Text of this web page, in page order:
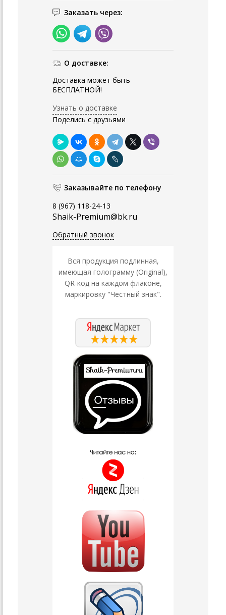
Заказать через:
О доставке:
Доставка может быть
БЕСПЛАТНОЙ!
Узнать о доставке
Поделись с друзьями
Заказывайте по телефону
8 (967) 118-24-13
Shaik-Premium@bk.ru
Обратный звонок
Вся продукция подлинная,
имеющая голограмму (Original),
QR-код на каждом флаконе,
маркировку "Честный знак".